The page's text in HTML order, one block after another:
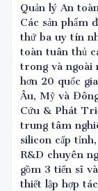
Quản lý An
Các sản phẩm
thứ ba uy tín
toàn tuân thủ
trong và ngoài
hơn 20 quốc
Âu, Mỹ và
Cứu & Phát
trung tâm
silicon cấp
R&D chuyên
gồm 3 tiến sĩ
thiết lập hợp